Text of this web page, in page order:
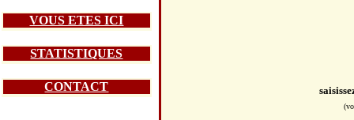
VOUS ETES ICI
STATISTIQUES
CONTACT